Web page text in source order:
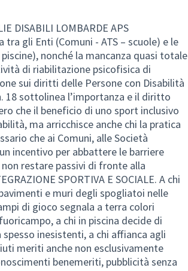
DISABILI LOMBARDE APS
gli Enti (Comuni - ATS – scuole) e le
nonché la mancanza quasi totale
di riabilitazione psicofisica di
sui diritti delle Persone con Disabilità
18 sottolinea l’importanza e il diritto
che il beneficio di uno sport inclusivo
ma arricchisce anche chi la pratica
che ai Comuni, alle Società
incentivo per abbattere le barriere
restare passivi di fronte alla
SPORTIVA E SOCIALE. A chi
e muri degli spogliatoi nelle
di gioco segnala a terra colori
a chi in piscina decide di
inesistenti, a chi affianca agli
meriti anche non esclusivamente
benemeriti, pubblicità senza